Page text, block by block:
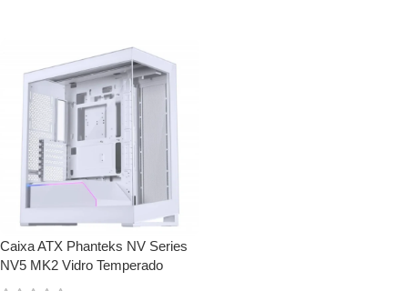
Caixa ATX Phanteks NV Series
NV5 MK2 Vidro Temperado